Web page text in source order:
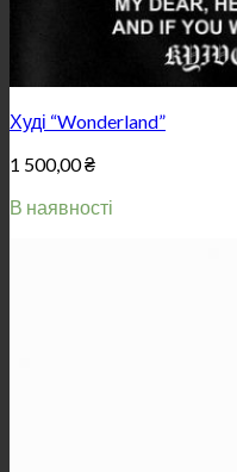
Худі “Wonderland”
1 500,00₴
В наявності